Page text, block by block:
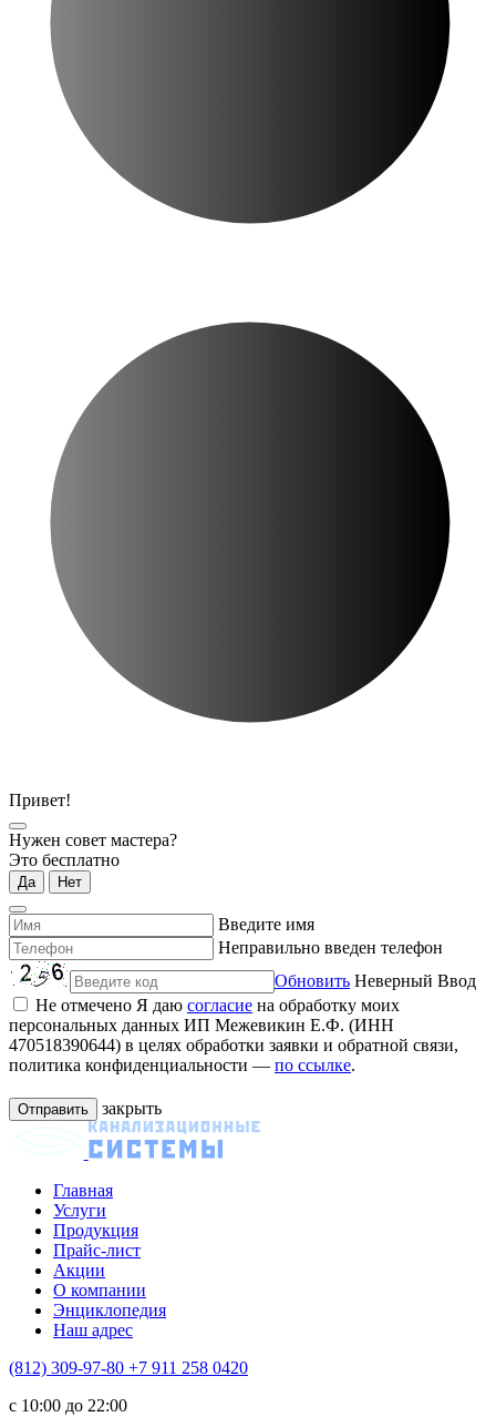
Привет!
Нужен совет мастера?
Это бесплатно
Да Нет
Введите имя
Неправильно введен телефон
Обновить Неверный Ввод
Не отмечено Я даю согласие на обработку моих
персональных данных ИП Межевикин Е.Ф. (ИНН
470518390644) в целях обработки заявки и обратной связи,
политика конфиденциальности — по ссылке.
закрыть
Главная
Услуги
Продукция
Прайс-лист
Акции
О компании
Энциклопедия
Наш адрес
(812) 309-97-80 +7 911 258 0420
c 10:00 до 22:00